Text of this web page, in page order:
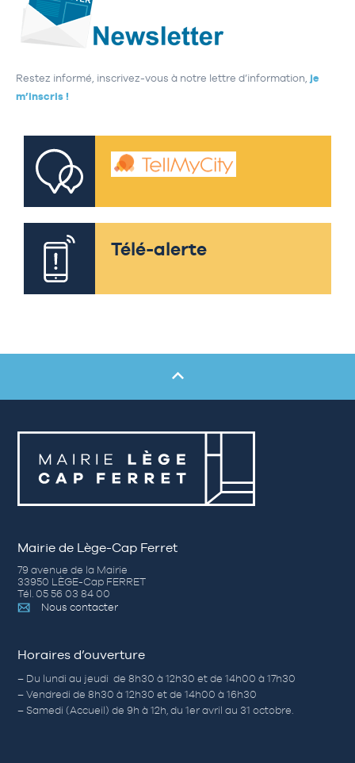
Restez informé, inscrivez-vous à notre lettre d’information, je
m’inscris !
Télé-alerte
Mairie de Lège-Cap Ferret
79 avenue de la Mairie
33950 LÈGE-Cap FERRET
Tél. 05 56 03 84 00
Nous contacter
Horaires d’ouverture
– Du lundi au jeudi de 8h30 à 12h30 et de 14h00 à 17h30
– Vendredi de 8h30 à 12h30 et de 14h00 à 16h30
– Samedi (Accueil) de 9h à 12h, du 1er avril au 31 octobre.